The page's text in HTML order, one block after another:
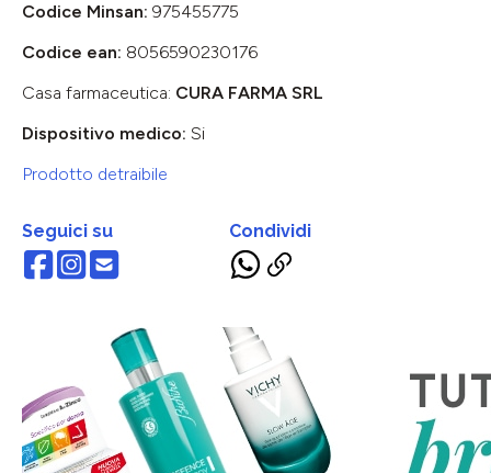
Codice Minsan: 975455775
Codice ean: 8056590230176
Casa farmaceutica: CURA FARMA SRL
Dispositivo medico: Si
Prodotto detraibile
Seguici su Condividi